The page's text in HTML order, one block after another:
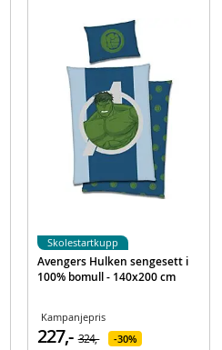
5055394016965
Avengers Hulken sengesett i
100% bomull - 140x200 cm
Kampanjepris
227,- 324,- 30%
Skolestartkupp